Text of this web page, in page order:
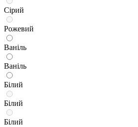
Сірий
Рожевий
Ваніль
Ваніль
Білий
Білий
Білий